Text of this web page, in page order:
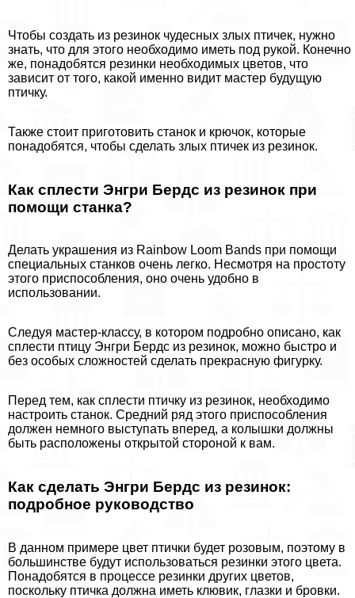
Чтобы создать из резинок чудесных злых птичек, нужно
знать, что для этого необходимо иметь под рукой. Конечно
же, понадобятся резинки необходимых цветов, что
зависит от того, какой именно видит мастер будущую
птичку.
Также стоит приготовить станок и крючок, которые
понадобятся, чтобы сделать злых птичек из резинок.
Как сплести Энгри Бердс из резинок при
помощи станка?
Делать украшения из Rainbow Loom Bands при помощи
специальных станков очень легко. Несмотря на простоту
этого приспособления, оно очень удобно в
использовании.
Следуя мастер-классу, в котором подробно описано, как
сплести птицу Энгри Бердс из резинок, можно быстро и
без особых сложностей сделать прекрасную фигурку.
Перед тем, как сплести птичку из резинок, необходимо
настроить станок. Средний ряд этого приспособления
должен немного выступать вперед, а колышки должны
быть расположены открытой стороной к вам.
Как сделать Энгри Бердс из резинок:
подробное руководство
В данном примере цвет птички будет розовым, поэтому в
большинстве будут использоваться резинки этого цвета.
Понадобятся в процессе резинки других цветов,
поскольку птичка должна иметь клювик, глазки и бровки.